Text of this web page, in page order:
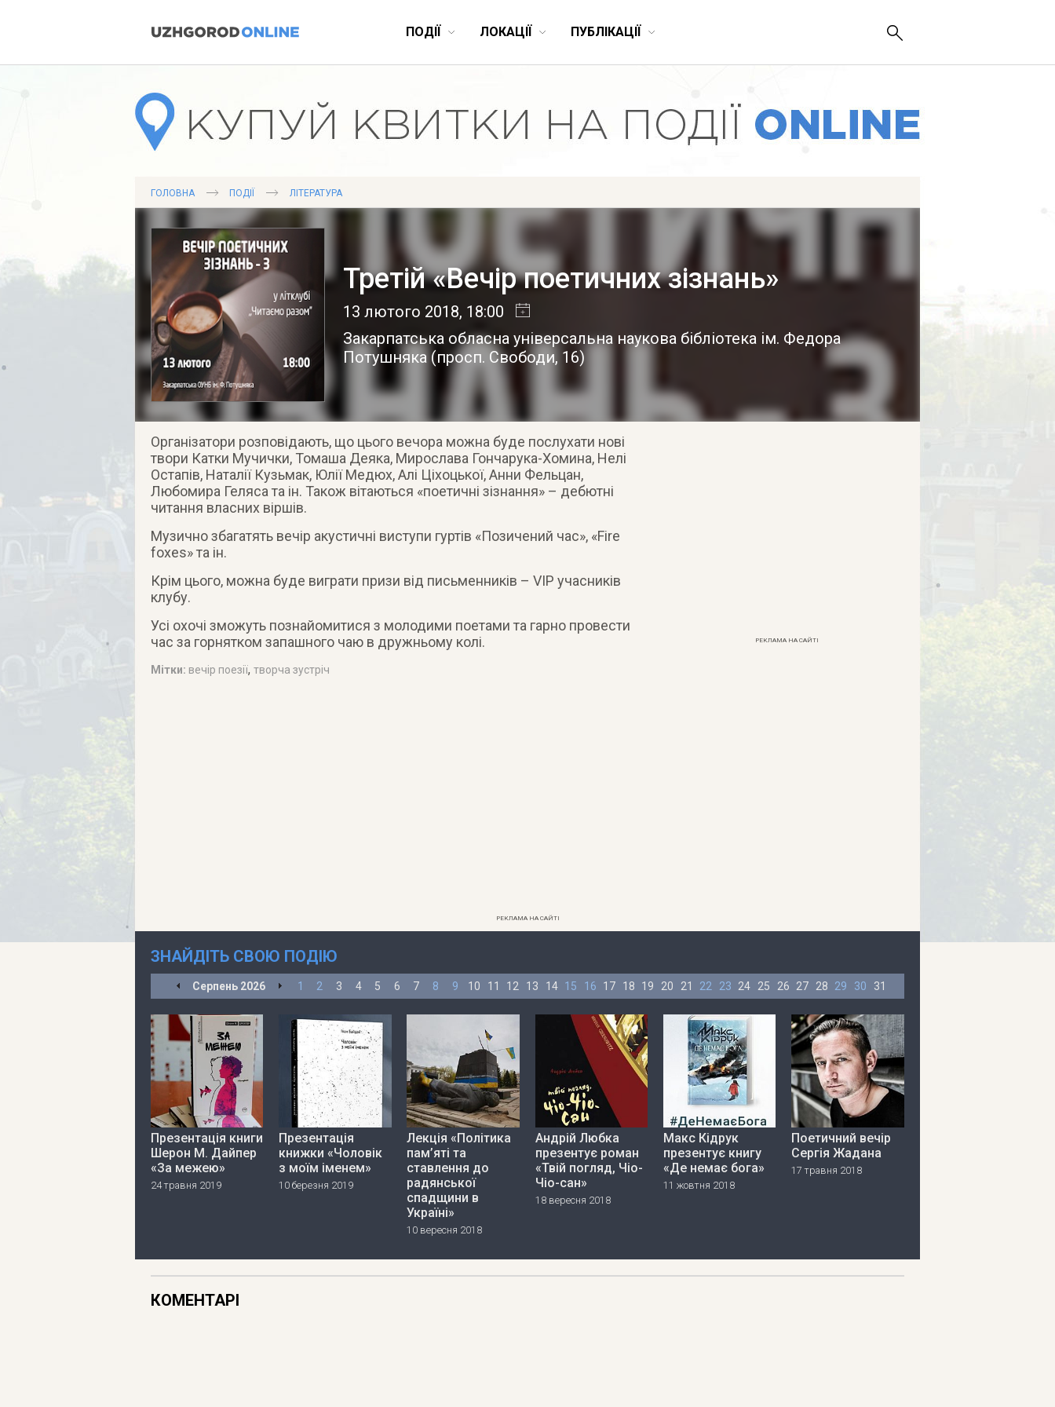
ПОДІЇ ЛОКАЦІЇ ПУБЛІКАЦІЇ
ГОЛОВНА ПОДІЇ ЛІТЕРАТУРА
Третій «Вечір поетичних зізнань»
13 лютого 2018, 18:00
Закарпатська обласна універсальна наукова бібліотека ім. Федора
Потушняка (просп. Свободи, 16)
Організатори розповідають, що цього вечора можна буде послухати нові
твори Катки Мучички, Томаша Деяка, Мирослава Гончарука-Хомина, Нелі
Остапів, Наталії Кузьмак, Юлії Медюх, Алі Ціхоцької, Анни Фельцан,
Любомира Геляса та ін. Також вітаються «поетичні зізнання» – дебютні
читання власних віршів.
Музично збагатять вечір акустичні виступи гуртів «Позичений час», «Fire
foxes» та ін.
Крім цього, можна буде виграти призи від письменників – VIP учасників
клубу.
Усі охочі зможуть познайомитися з молодими поетами та гарно провести
час за горнятком запашного чаю в дружньому колі.
Мітки: вечір поезії, творча зустріч
РЕКЛАМА НА САЙТІ
РЕКЛАМА НА САЙТІ
ЗНАЙДІТЬ СВОЮ ПОДІЮ
Серпень 2026 1 2 3 4 5 6 7 8 9 10 11 12 13 14 15 16 17 18 19 20 21 22 23 24 25 26 27 28 29 30 31
Презентація книги
Шерон М. Дайпер
«За межею»
24 травня 2019
Презентація
книжки «Чоловік
з моїм іменем»
10 березня 2019
Лекція «Політика
пам’яті та
ставлення до
радянської
спадщини в
Україні»
10 вересня 2018
Андрій Любка
презентує роман
«Твій погляд, Чіо-
Чіо-сан»
18 вересня 2018
Макс Кідрук
презентує книгу
«Де немає бога»
11 жовтня 2018
Поетичний вечір
Сергія Жадана
17 травня 2018
КОМЕНТАРІ